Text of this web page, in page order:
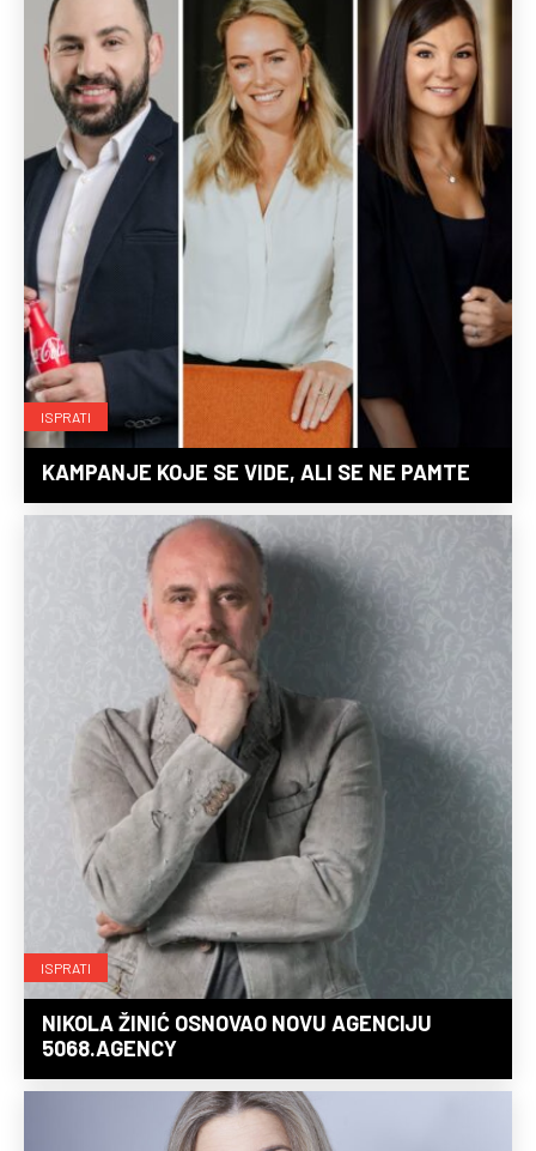
ISPRATI
KAMPANJE KOJE SE VIDE, ALI SE NE PAMTE
ISPRATI
NIKOLA ŽINIĆ OSNOVAO NOVU AGENCIJU
5068.AGENCY